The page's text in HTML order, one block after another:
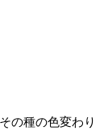
の種の色変わり